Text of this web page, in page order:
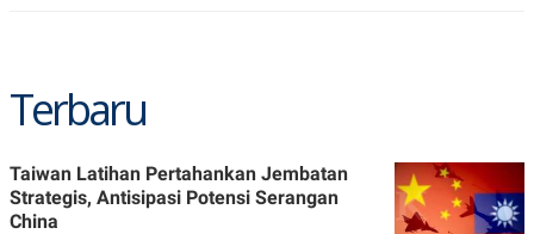
PEDOMAN
SIBER
PRIVACY
POLICY
Terbaru
Taiwan Latihan Pertahankan Jembatan
Strategis, Antisipasi Potensi Serangan
China